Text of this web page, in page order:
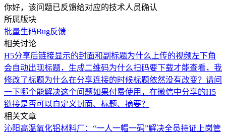
你好，该问题已反馈给对应的技术人员确认
所属版块
批量生码Bug反馈
相关讨论
H5分享后链接显示的封面和副标题为什么上传的视频左下角
会自动出现标题， 生成二维码为什么扫码要下载才能查看， 我
修改了标题为什么在分享连接的时候标题依然没有改变？请问
一下哪个能解决这个问题如果付费使用，在微信中分享的H5
链接是否可以自定义封面、标题、摘要？
相关文章
沁阳高温氧化铝材料厂：“一人一帽一码”解决全员持证上岗管